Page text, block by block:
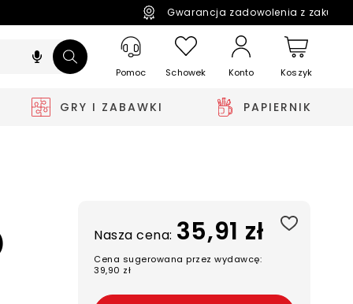
Gwarancja zadowolenia z
Pomoc Schowek Konto Koszyk
GRY I ZABAWKI PAPIERNIK
Nasza cena: 35,91 zł
Cena sugerowana przez wydawcę:
39,90 zł